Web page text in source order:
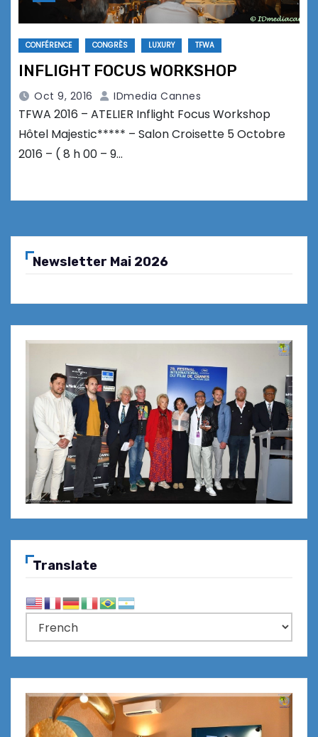
CONFÉRENCE CONGRÈS LUXURY TFWA
INFLIGHT FOCUS WORKSHOP
Oct 9, 2016 IDmedia Cannes
TFWA 2016 – ATELIER Inflight Focus Workshop
Hôtel Majestic***** – Salon Croisette 5 Octobre
2016 – ( 8 h 00 – 9…
Newsletter Mai 2026
Translate